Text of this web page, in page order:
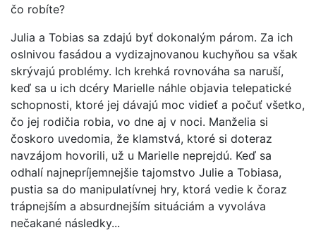
čo robíte?
Julia a Tobias sa zdajú byť dokonalým párom. Za ich
oslnivou fasádou a vydizajnovanou kuchyňou sa však
skrývajú problémy. Ich krehká rovnováha sa naruší,
keď sa u ich dcéry Marielle náhle objavia telepatické
schopnosti, ktoré jej dávajú moc vidieť a počuť všetko,
čo jej rodičia robia, vo dne aj v noci. Manželia si
čoskoro uvedomia, že klamstvá, ktoré si doteraz
navzájom hovorili, už u Marielle neprejdú. Keď sa
odhalí najnepríjemnejšie tajomstvo Julie a Tobiasa,
pustia sa do manipulatívnej hry, ktorá vedie k čoraz
trápnejším a absurdnejším situáciám a vyvoláva
nečakané následky...